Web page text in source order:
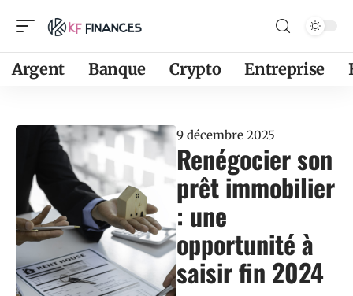
Argent Banque Crypto Entreprise
9 décembre 2025
Renégocier son
prêt immobilier
: une
opportunité à
saisir fin 2024